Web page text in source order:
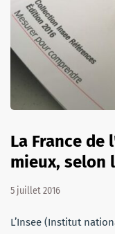
La France
mieux, selon
5 juillet 2016
L’Insee (Institut